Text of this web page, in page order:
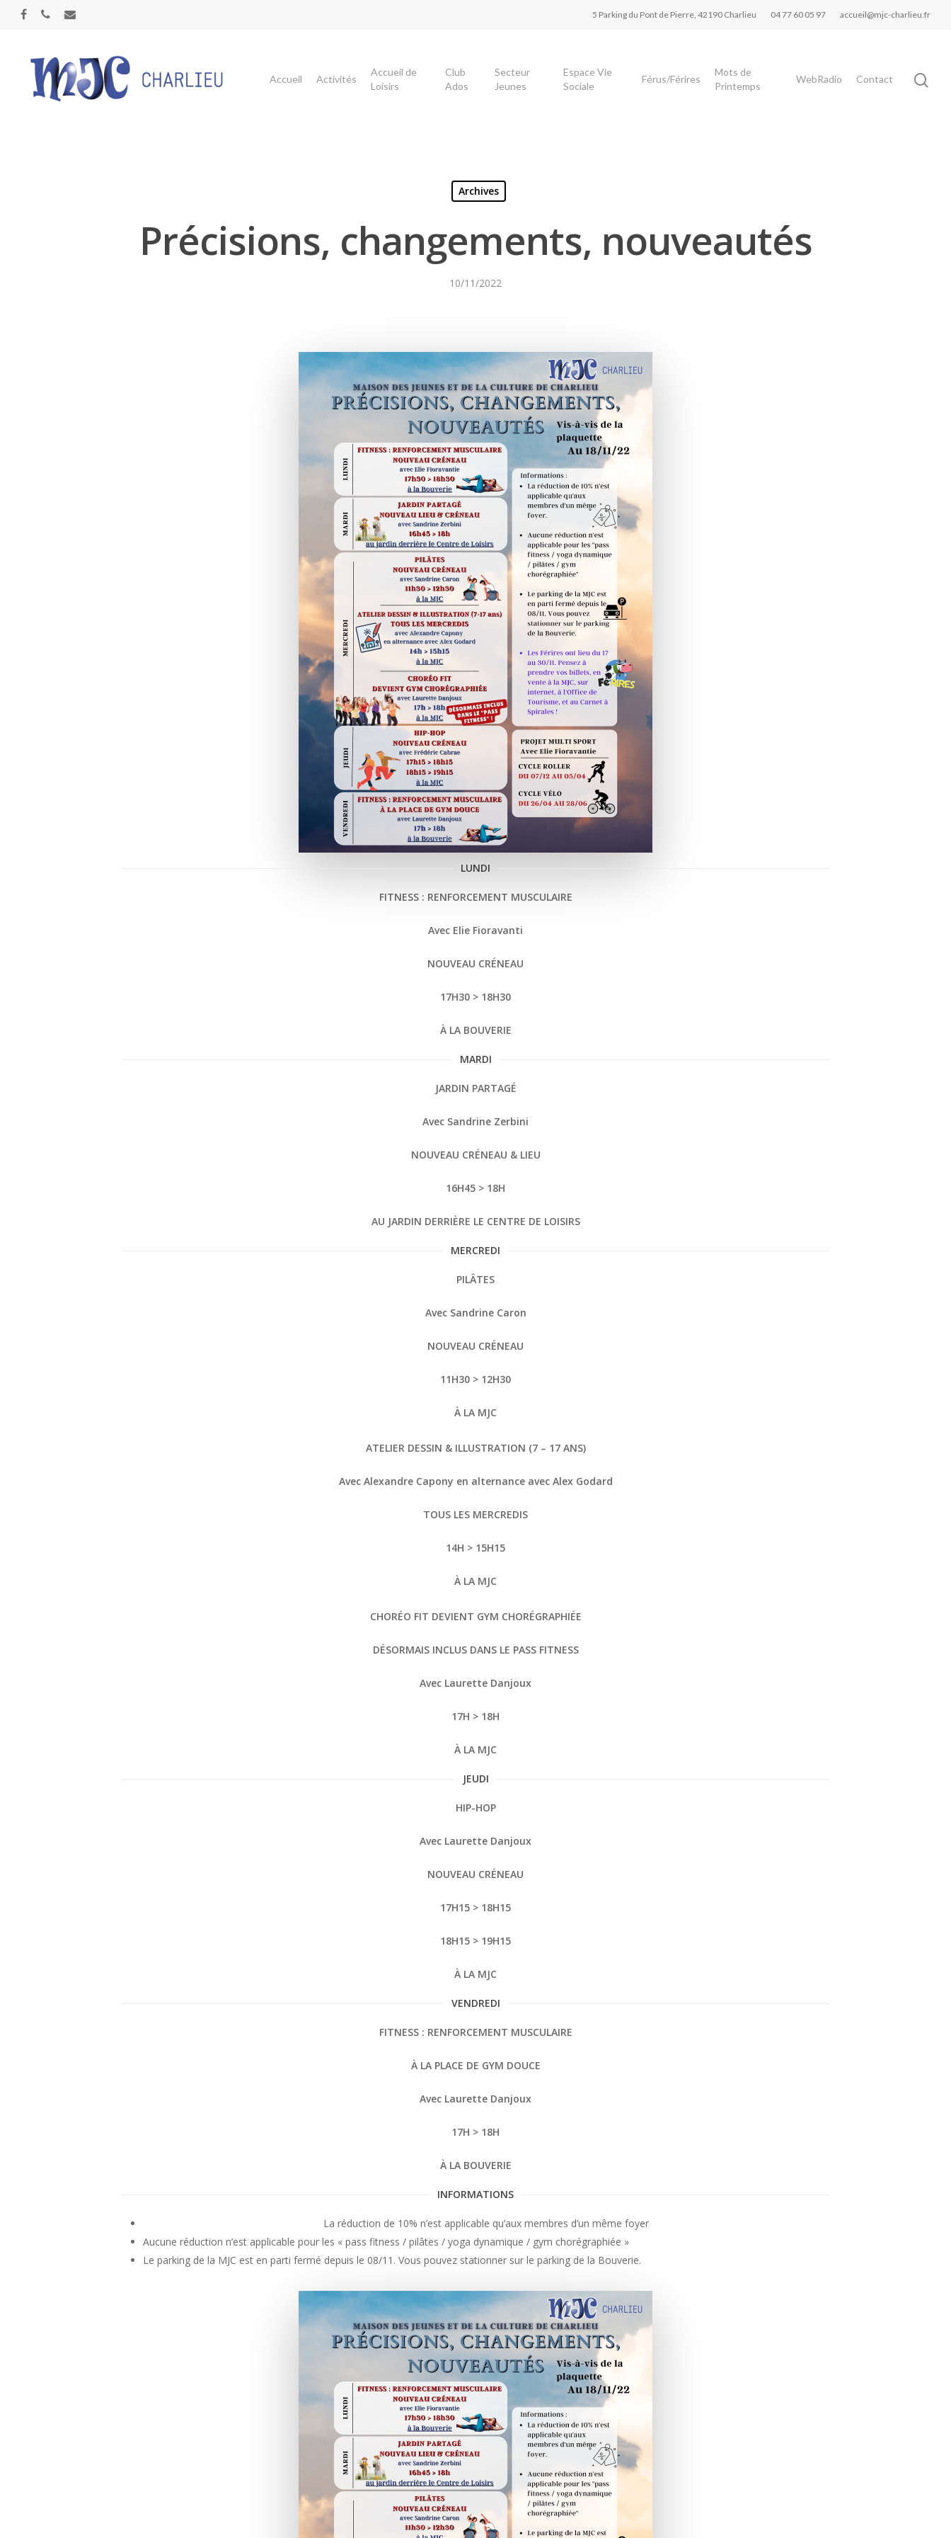
5 Parking du Pont de Pierre, 42190 Charlieu 04 77 60 05 97 accueil@mjc-charlieu.fr
Appuyez sur Entrée pour une recherche ou ESC pour fermer.
Accueil Activités
Accueil de
Loisirs
Club
Ados
Secteur
Jeunes
Espace Vie
Sociale
Férus/Férires
Mots de
Printemps
WebRadio Contact
Archives
Précisions, changements, nouveautés
10/11/2022
LUNDI
FITNESS : RENFORCEMENT MUSCULAIRE
Avec Elie Fioravanti
NOUVEAU CRÉNEAU
17H30 > 18H30
À LA BOUVERIE
MARDI
JARDIN PARTAGÉ
Avec Sandrine Zerbini
NOUVEAU CRÉNEAU & LIEU
16H45 > 18H
AU JARDIN DERRIÈRE LE CENTRE DE LOISIRS
MERCREDI
PILÂTES
Avec Sandrine Caron
NOUVEAU CRÉNEAU
11H30 > 12H30
À LA MJC
ATELIER DESSIN & ILLUSTRATION (7 – 17 ANS)
Avec Alexandre Capony en alternance avec Alex Godard
TOUS LES MERCREDIS
14H > 15H15
À LA MJC
CHORÉO FIT DEVIENT GYM CHORÉGRAPHIÉE
DÉSORMAIS INCLUS DANS LE PASS FITNESS
Avec Laurette Danjoux
17H > 18H
À LA MJC
JEUDI
HIP-HOP
Avec Laurette Danjoux
NOUVEAU CRÉNEAU
17H15 > 18H15
18H15 > 19H15
À LA MJC
VENDREDI
FITNESS : RENFORCEMENT MUSCULAIRE
À LA PLACE DE GYM DOUCE
Avec Laurette Danjoux
17H > 18H
À LA BOUVERIE
INFORMATIONS
La réduction de 10% n’est applicable qu’aux membres d’un même foyer
Aucune réduction n’est applicable pour les « pass fitness / pilâtes / yoga dynamique / gym chorégraphiée »
Le parking de la MJC est en parti fermé depuis le 08/11. Vous pouvez stationner sur le parking de la Bouverie.
Panneau de gestion des cookies